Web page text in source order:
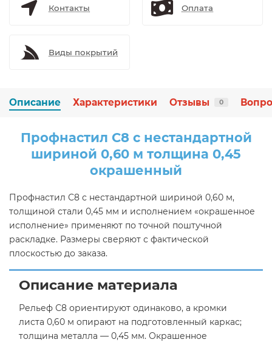
Контакты Оплата
Виды покрытий
Описание Характеристики Отзывы 0
Профнастил С8 с нестандартной
шириной 0,60 м толщина 0,45
окрашенный
Профнастил С8 с нестандартной шириной 0,60 м,
толщиной стали 0,45 мм и исполнением «окрашенное
исполнение» применяют по точной поштучной
раскладке. Размеры сверяют с фактической
плоскостью до заказа.
Описание материала
Рельеф С8 ориентируют одинаково, а кромки
листа 0,60 м опирают на подготовленный каркас;
толщина металла — 0,45 мм. Окрашенное